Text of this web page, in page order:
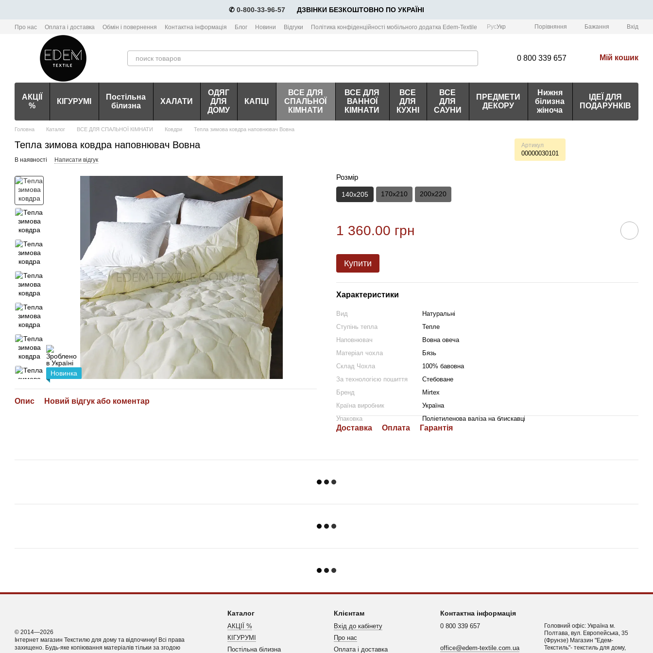
✆ 0-800-33-96-57 ⠀⠀ДЗВІНКИ БЕЗКОШТОВНО ПО УКРАЇНІ
Про нас Оплата і доставка Обмін і повернення Контактна інформація Блог Новини Відгуки Політика конфіденційності мобільного додатка Edem-Textile РусУкр Порівняння Бажання Вхід
0 800 339 657 Мій кошик
АКЦІЇ
%
КІГУРУМІ
Постільна
білизна
ХАЛАТИ
ОДЯГ
ДЛЯ
ДОМУ
КАПЦІ
ВСЕ ДЛЯ
СПАЛЬНОЇ
КІМНАТИ
ВСЕ ДЛЯ
ВАННОЇ
КІМНАТИ
ВСЕ
ДЛЯ
КУХНІ
ВСЕ
ДЛЯ
САУНИ
ПРЕДМЕТИ
ДЕКОРУ
Нижня
білизна
жіноча
ІДЕЇ ДЛЯ
ПОДАРУНКІВ
Головна Каталог ВСЕ ДЛЯ СПАЛЬНОЇ КІМНАТИ Ковдри Тепла зимова ковдра наповнювач Вовна
Тепла зимова ковдра наповнювач Вовна Артикул
00000030101
В наявності Написати відгук
Новинка
Опис Новий відгук або коментар
Розмір
140х205 170х210 200х220
1 360.00 грн
Купити
Характеристики
Вид
Натуральні
Cтупінь тепла
Тепле
Наповнювач
Вовна овеча
Матеріал чохла
Бязь
Склад Чохла
100% бавовна
За технологією пошиття
Стебоване
Бренд
Mirtex
Країна виробник
Україна
Упаковка
Поліетиленова валіза на блискавці
Доставка Оплата Гарантія
© 2014—2026
Інтернет магазин Текстилю для дому та відпочинку! Всі права
захищено. Будь-яке копіювання матеріалів тільки за згодою
Каталог
АКЦІЇ %
КІГУРУМІ
Постільна білизна
Клієнтам
Вхід до кабінету
Про нас
Оплата і доставка
Контактна інформація
0 800 339 657
office@edem-textile.com.ua
Головний офіс: Україна м.
Полтава, вул. Европейська, 35
(Фрунзе) Магазин "Едем-
Текстиль"- текстиль для дому,